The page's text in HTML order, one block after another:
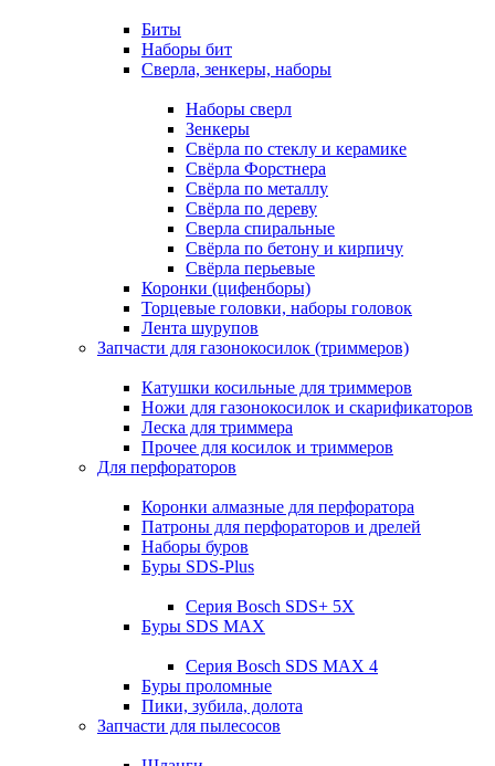
Биты
Наборы бит
Сверла, зенкеры, наборы
Наборы сверл
Зенкеры
Свёрла по стеклу и керамике
Свёрла Форстнера
Свёрла по металлу
Свёрла по дереву
Сверла спиральные
Свёрла по бетону и кирпичу
Свёрла перьевые
Коронки (цифенборы)
Торцевые головки, наборы головок
Лента шурупов
Запчасти для газонокосилок (триммеров)
Катушки косильные для триммеров
Ножи для газонокосилок и скарификаторов
Леска для триммера
Прочее для косилок и триммеров
Для перфораторов
Коронки алмазные для перфоратора
Патроны для перфораторов и дрелей
Наборы буров
Буры SDS-Plus
Серия Bosch SDS+ 5X
Буры SDS MAX
Серия Bosch SDS MAX 4
Буры проломные
Пики, зубила, долота
Запчасти для пылесосов